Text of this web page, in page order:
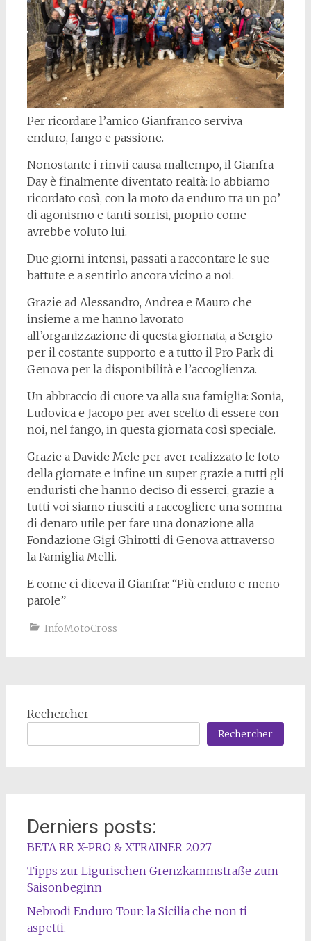
Per ricordare l’amico Gianfranco serviva
enduro, fango e passione.
Nonostante i rinvii causa maltempo, il Gianfra
Day è finalmente diventato realtà: lo abbiamo
ricordato così, con la moto da enduro tra un po’
di agonismo e tanti sorrisi, proprio come
avrebbe voluto lui.
Due giorni intensi, passati a raccontare le sue
battute e a sentirlo ancora vicino a noi.
Grazie ad Alessandro, Andrea e Mauro che
insieme a me hanno lavorato
all’organizzazione di questa giornata, a Sergio
per il costante supporto e a tutto il Pro Park di
Genova per la disponibilità e l’accoglienza.
Un abbraccio di cuore va alla sua famiglia: Sonia,
Ludovica e Jacopo per aver scelto di essere con
noi, nel fango, in questa giornata così speciale.
Grazie a Davide Mele per aver realizzato le foto
della giornate e infine un super grazie a tutti gli
enduristi che hanno deciso di esserci, grazie a
tutti voi siamo riusciti a raccogliere una somma
di denaro utile per fare una donazione alla
Fondazione Gigi Ghirotti di Genova attraverso
la Famiglia Melli.
E come ci diceva il Gianfra: “Più enduro e meno
parole”
InfoMotoCross
Rechercher
Rechercher
Derniers posts:
BETA RR X-PRO & XTRAINER 2027
Tipps zur Ligurischen Grenzkammstraße zum
Saisonbeginn
Nebrodi Enduro Tour: la Sicilia che non ti
aspetti.